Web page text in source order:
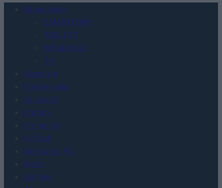
Urządzenia
SMARTFONY
TABLETY
WEARABLE
TV
Recenzje
Porównania
Co kupić
Porady
Promocje
FinTech
Hardware PC
Moto
Gaming